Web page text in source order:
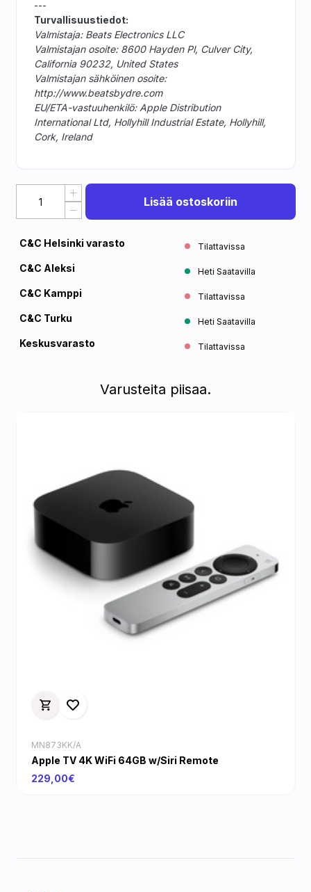
---
Turvallisuustiedot:
Valmistaja: Beats Electronics LLC
Valmistajan osoite: 8600 Hayden Pl, Culver City,
California 90232, United States
Valmistajan sähköinen osoite:
http://www.beatsbydre.com
EU/ETA-vastuuhenkilö: Apple Distribution
International Ltd, Hollyhill Industrial Estate, Hollyhill,
Cork, Ireland
Lisää ostoskoriin
C&C Helsinki varasto Tilattavissa
C&C Aleksi Heti Saatavilla
C&C Kamppi Tilattavissa
C&C Turku Heti Saatavilla
Keskusvarasto Tilattavissa
Varusteita piisaa.
MN873KK/A
Apple TV 4K WiFi 64GB w/Siri Remote
229,00€